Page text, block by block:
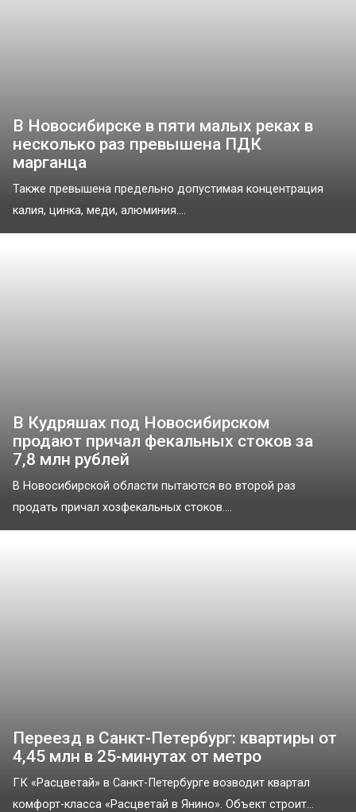
В Новосибирске в пяти малых реках в
несколько раз превышена ПДК
марганца
Также превышена предельно допустимая концентрация
калия, цинка, меди, алюминия....
В Кудряшах под Новосибирском
продают причал фекальных стоков за
7,8 млн рублей
В Новосибирской области пытаются во второй раз
продать причал хозфекальных стоков....
Переезд в Санкт-Петербург: квартиры от
4,45 млн в 25-минутах от метро
ГК «Расцветай» в Санкт-Петербурге возводит квартал
комфорт-класса «Расцветай в Янино». Объект строит...